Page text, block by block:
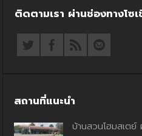
ติดตามเรา ผ่านช่องทางโซ
สถานที่แนะนำ
บ้านสวนโฮมสเตย์